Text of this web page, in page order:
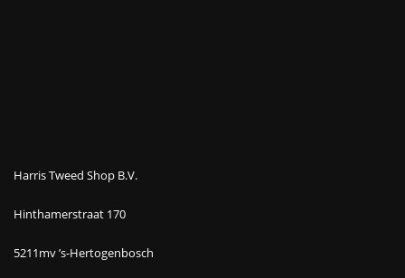
Harris Tweed Shop B.V.
Hinthamerstraat 170
5211mv ’s-Hertogenbosch